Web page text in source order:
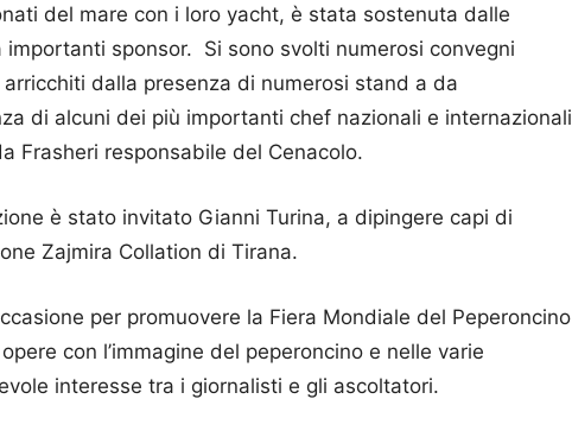
del mare con i loro yacht, è stata sostenuta dalle
sponsor. Si sono svolti numerosi convegni
dalla presenza di numerosi stand a da
di alcuni dei più importanti chef nazionali e internazionali
Frasheri responsabile del Cenacolo.
è stato invitato Gianni Turina, a dipingere capi di
Zajmira Collation di Tirana.
per promuovere la Fiera Mondiale del Peperoncino
con l’immagine del peperoncino e nelle varie
interesse tra i giornalisti e gli ascoltatori.